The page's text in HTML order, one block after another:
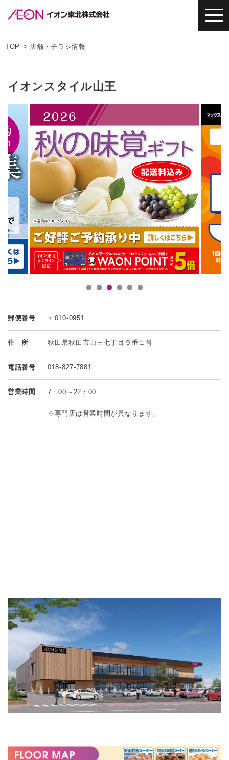
TOP 店舗・チラシ情報
イオンスタイル山王
郵便番号 〒010-0951
住 所 秋田県秋田市山王七丁目９番１号
電話番号 018-827-7881
営業時間 7：00～22：00
※専門店は営業時間が異なります。